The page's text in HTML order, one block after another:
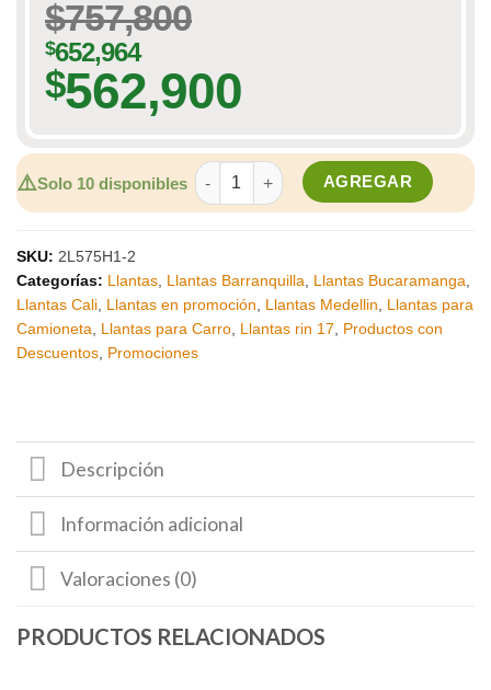
$757,800
$652,964
$562,900
⚠️Solo 10 disponibles
KIT DE 2 LLANTAS RIN 17 COMPASAL
AGREGAR
SKU: 2L575H1-2
Categorías: Llantas Llantas Barranquilla Llantas Bucaramanga
Llantas Cali Llantas en promoción Llantas Medellin
Llantas para
Camioneta
Llantas para Carro Llantas rin 17
Productos con
Descuentos Promociones
Descripción
Información adicional
Valoraciones (0)